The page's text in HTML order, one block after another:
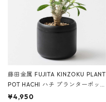
藤田金属 FUJITA KINZOKU PLANT
POT HACHI ハチ プランターポッ
ト 3号 ブラック
¥4,950